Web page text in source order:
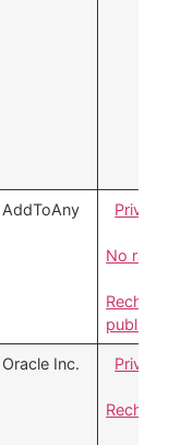
AddToAny Privacidad
No rastrear
Rechazar
publi. 3º
Oracle Inc. Privacidad
Rechazar